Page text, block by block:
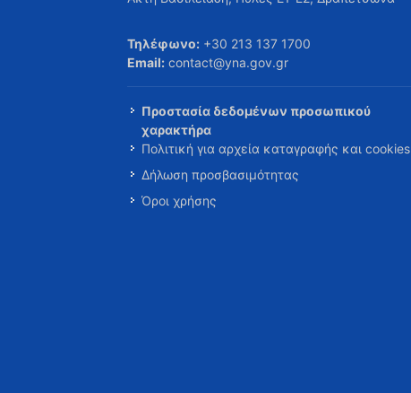
Τηλέφωνο: +30 213 137 1700
Email: contact@yna.gov.gr
Προστασία δεδομένων προσωπικού
χαρακτήρα
Πολιτική για αρχεία καταγραφής και cookies
Δήλωση προσβασιμότητας
Όροι χρήσης